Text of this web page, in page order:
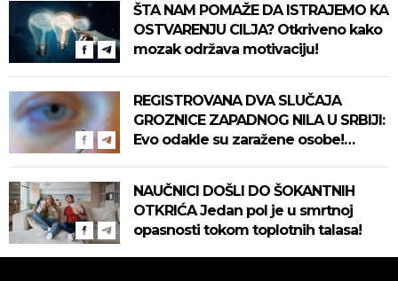
ŠTA NAM POMAŽE DA ISTRAJEMO KA
OSTVARENJU CILJA? Otkriveno kako
mozak održava motivaciju!
REGISTROVANA DVA SLUČAJA
GROZNICE ZAPADNOG NILA U SRBIJI:
Evo odakle su zaražene osobe!
NAUČNICI DOŠLI DO ŠOKANTNIH
OTKRIĆA Jedan pol je u smrtnoj
opasnosti tokom toplotnih talasa!